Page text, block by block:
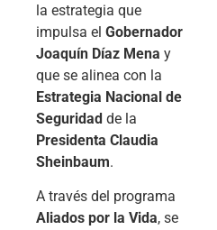
la estrategia que
impulsa el Gobernador
Joaquín Díaz Mena y
que se alinea con la
Estrategia Nacional de
Seguridad de la
Presidenta Claudia
Sheinbaum.
A través del programa
Aliados por la Vida, se